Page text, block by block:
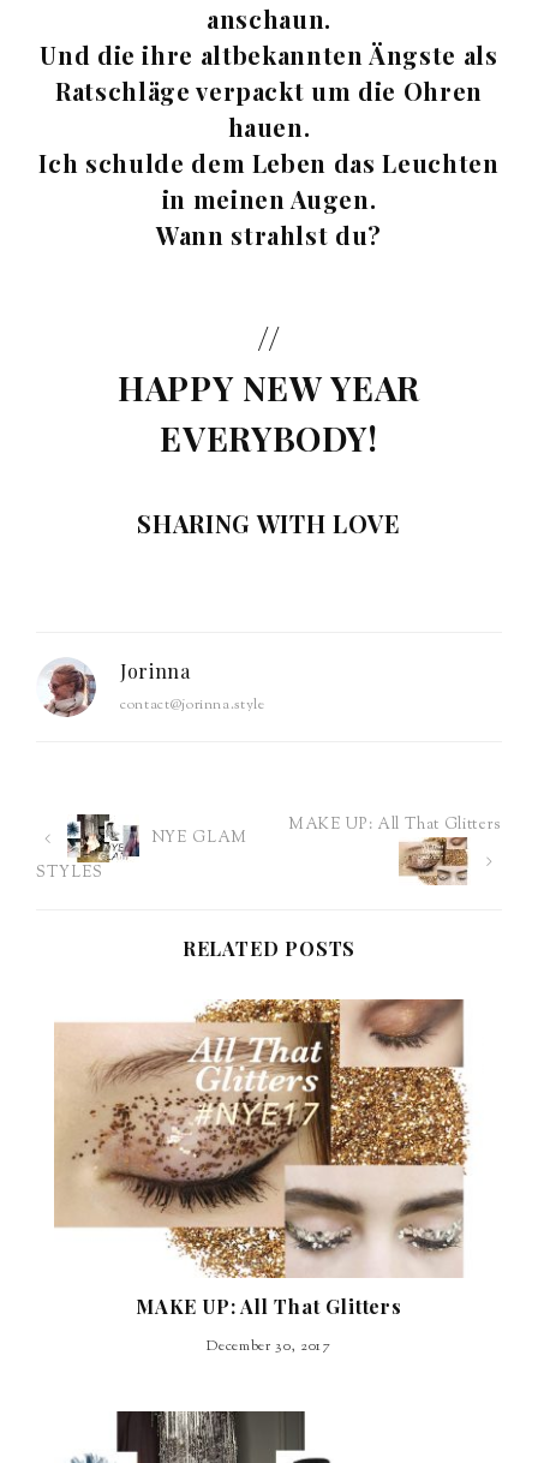
anschaun.
Und die ihre altbekannten Ängste als
Ratschläge verpackt um die Ohren
hauen.
Ich schulde dem Leben das Leuchten
in meinen Augen.
Wann strahlst du?
//
HAPPY NEW YEAR
EVERYBODY!
SHARING WITH LOVE
Jorinna
contact@jorinna.style
Post
navigation
NYE GLAM
STYLES
MAKE UP: All That Glitters
RELATED POSTS
MAKE UP: All That Glitters
December 30, 2017